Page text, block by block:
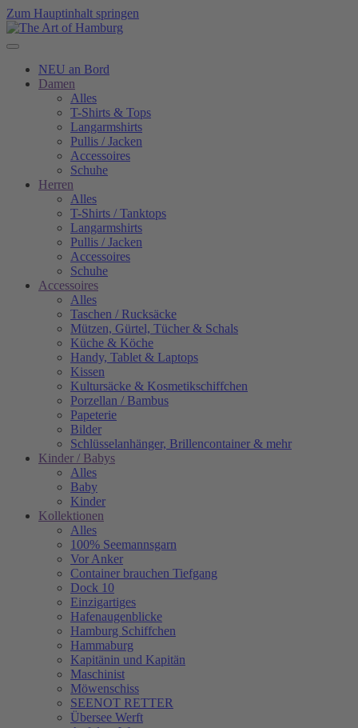
Zum Hauptinhalt springen
NEU an Bord
Damen
Alles
T-Shirts & Tops
Langarmshirts
Pullis / Jacken
Accessoires
Schuhe
Herren
Alles
T-Shirts / Tanktops
Langarmshirts
Pullis / Jacken
Accessoires
Schuhe
Accessoires
Alles
Taschen / Rucksäcke
Mützen, Gürtel, Tücher & Schals
Küche & Köche
Handy, Tablet & Laptops
Kissen
Kultursäcke & Kosmetikschiffchen
Porzellan / Bambus
Papeterie
Bilder
Schlüsselanhänger, Brillencontainer & mehr
Kinder / Babys
Alles
Baby
Kinder
Kollektionen
Alles
100% Seemannsgarn
Vor Anker
Container brauchen Tiefgang
Dock 10
Einzigartiges
Hafenaugen­blicke
Hamburg Schiffchen
Hammaburg
Kapitänin und Kapitän
Maschinist
Möwenschiss
SEENOT RETTER
Übersee Werft